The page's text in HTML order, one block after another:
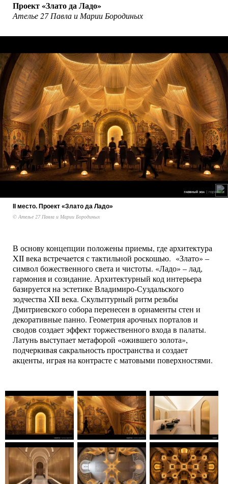
Проект «Злато да Ладо»
Ателье 27 Павла и Марии Бородиных
II место. Проект «Злато да Ладо»
© Ателье 27 Павла и Марии Бородиных
В основу концепции положены приемы, где архитектура
XII века встречается с тактильной роскошью. «Злато» –
символ божественного света и чистоты. «Ладо» – лад,
гармония и созидание. Архитектурный код интерьера
базируется на эстетике Владимиро-Суздальского
зодчества XII века. Скульптурный ритм резьбы
Дмитриевского собора перенесен в орнаменты стен и
декоративные панно. Геометрия арочных порталов и
сводов создает эффект торжественного входа в палаты.
Латунь выступает метафорой «ожившего золота»,
подчеркивая сакральность пространства и создает
акценты, играя на контрасте с матовыми поверхностями.